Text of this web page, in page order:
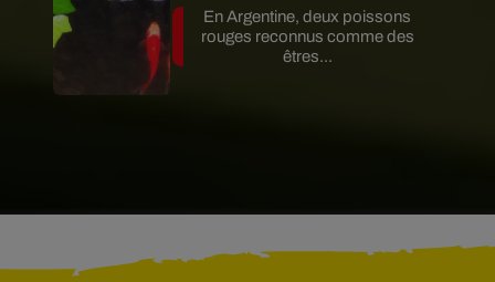
En Argentine, deux poissons
rouges reconnus comme des
êtres...